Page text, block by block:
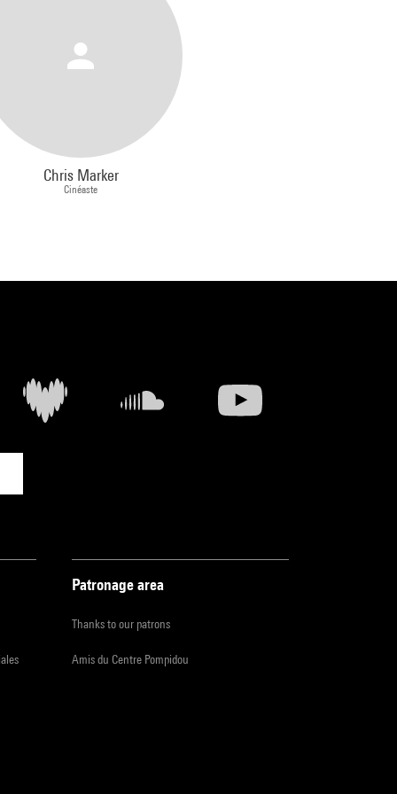
ces
la
Chris Marker
Cinéaste
Patronage area
Thanks to our patrons
Amis du Centre Pompidou